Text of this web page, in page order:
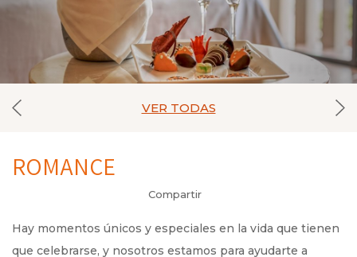
VER TODAS
ROMANCE
Compartir
Hay momentos únicos y especiales en la vida que tienen
que celebrarse, y nosotros estamos para ayudarte a